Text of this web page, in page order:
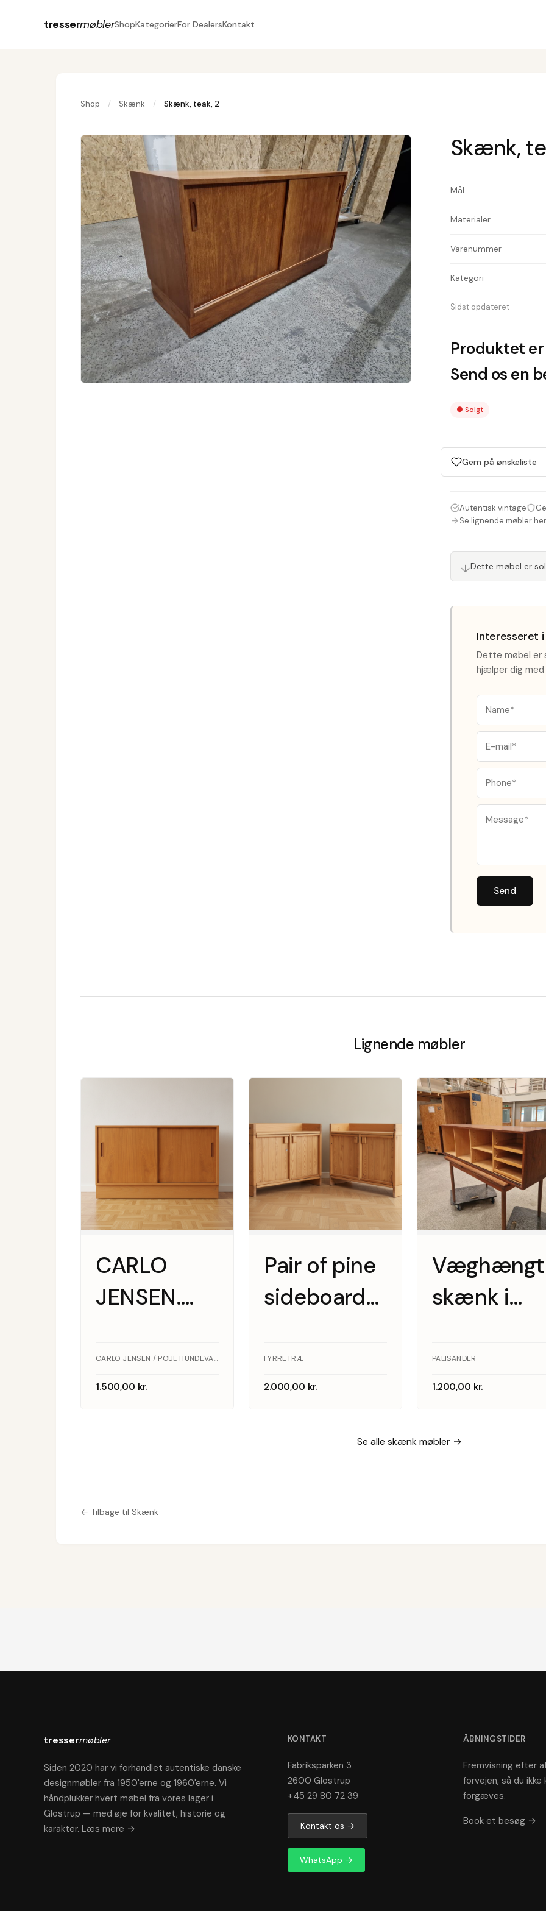
tressermøblerShopKategorierFor DealersKontakt
Shop / Skænk / Skænk, teak, 2
Skænk,
Mål
Materialer
Varenummer
Kategori
Sidst opdateret
Produktet
Send os en
●Solgt
Gem på ønskeliste
Autentisk vintage
Se lignende møbler
↓Dette møbel er
Interesseret
Dette møbel er
hjælper dig
Send
Lignende møbler
CARLO
JENSEN.
af teak,
fremstillet
Danmark,
CARLO JENSEN / POUL HUNDEVAD · TEAK
1.500,00 kr.
Pair of pine
sideboards
Scandinavian
furniture
FYRRETRÆ
2.000,00 kr.
Væghængt
skænk i
med hylder
og skuffer
PALISANDER
1.200,00 kr.
Se alle skænk møbler →
← Tilbage til Skænk
tressermøbler
Siden 2020 har vi forhandlet autentiske danske
designmøbler fra 1950'erne og 1960'erne. Vi
håndplukker hvert møbel fra vores lager i
Glostrup — med øje for kvalitet, historie og
karakter. Læs mere →
KONTAKT
Fabriksparken 3
2600 Glostrup
+45 29 80 72 39
Kontakt os →
WhatsApp →
ÅBNINGSTIDER
Fremvisning efter
forvejen, så du ikke
forgæves.
Book et besøg →